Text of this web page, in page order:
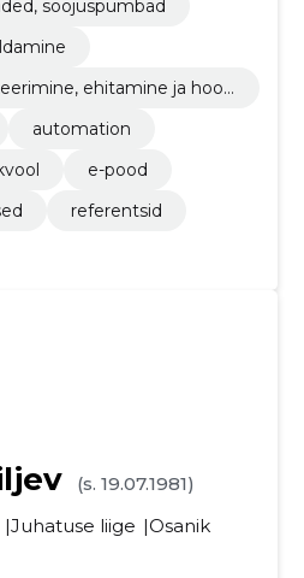
soojuspumbad
ehitamine ja hool
automation
e-pood
referentsid
(s. 19.07.1981)
Juhatuse liige Osanik